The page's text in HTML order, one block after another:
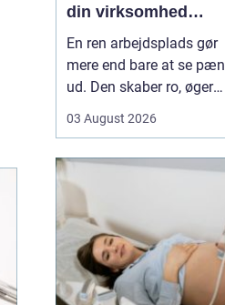
din virksomhed
mere tid og bedre
rammer
En ren arbejdsplads gør
mere end bare at se pæn
ud. Den skaber ro, øger
et mere professionelt
og samarbejdspartnere.
For mange virksomheder
i Nyborg er
erhvervsrengøring derfor
ikke bare en praktisk
nø...
03 August 2026